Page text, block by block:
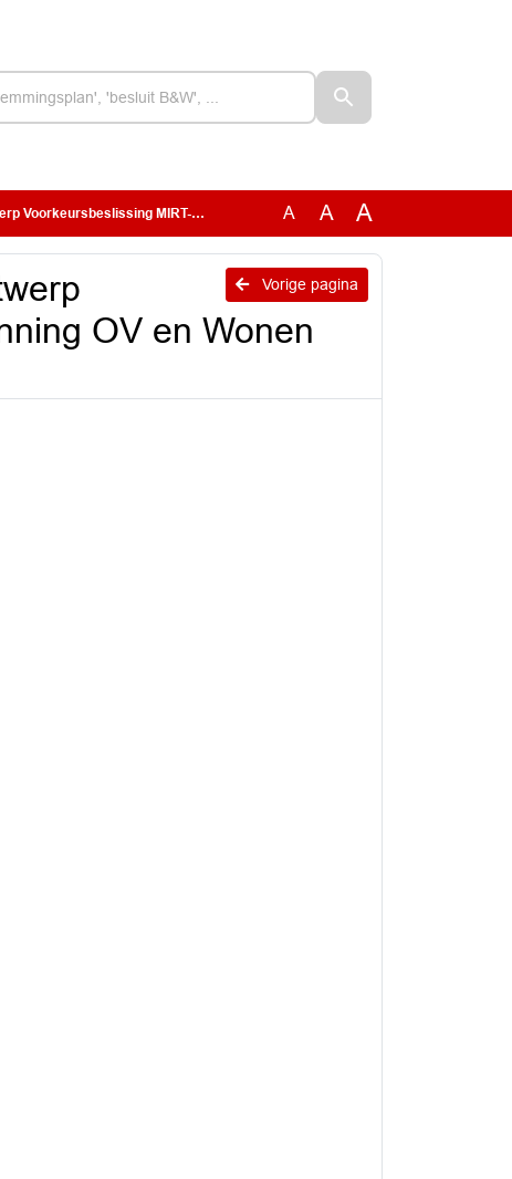
MIRT-verkenning OV en Wonen regio Utrecht A A A
Vorige pagina
OV en Wonen